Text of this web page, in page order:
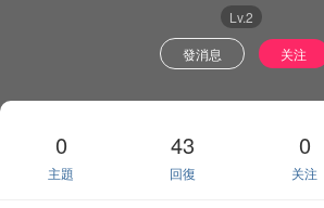
Lv.2
發消息
关注
0
主題
43
回復
0
关注